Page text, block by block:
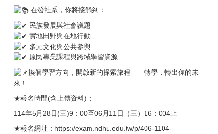
在發社系，你將接觸到：
民族發展與社會議題
實地田野與在地行動
多元文化與公共參與
原民專業課程與跨域學習資源
換個學習方向，開啟新的探索旅程——轉學，轉出你的未
來！
★報名時間(含上傳資料)：
114年5月28日(三)9：00至06月11日（三）16：004止
★報名網址： https://exam.ndhu.edu.tw/p/406-1104-